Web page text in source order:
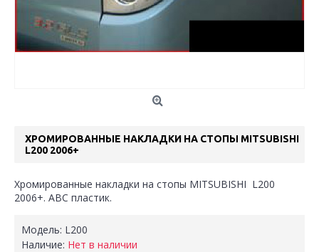
ХРОМИРОВАННЫЕ НАКЛАДКИ НА СТОПЫ MITSUBISHI
L200 2006+
Хромированные накладки на стопы MITSUBISHI L200
2006+. АВС пластик.
Модель: L200
Наличие: Нет в наличии